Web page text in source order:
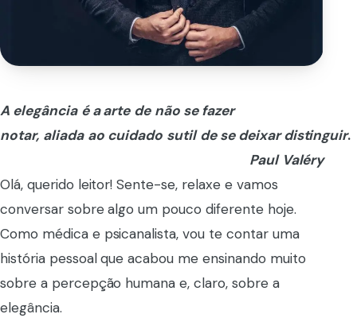
A elegância é a arte de não se fazer
notar, aliada ao cuidado sutil de se deixar distinguir.
Paul Valéry
Olá, querido leitor! Sente-se, relaxe e vamos
conversar sobre algo um pouco diferente hoje.
Como médica e psicanalista, vou te contar uma
história pessoal que acabou me ensinando muito
sobre a percepção humana e, claro, sobre a
elegância.